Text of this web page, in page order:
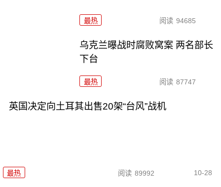
最热 阅读 94685
乌克兰曝战时腐败窝案 两名部长
下台
最热 阅读 87747
英国决定向土耳其出售20架“台风”战机
最热 阅读 89992 10-28